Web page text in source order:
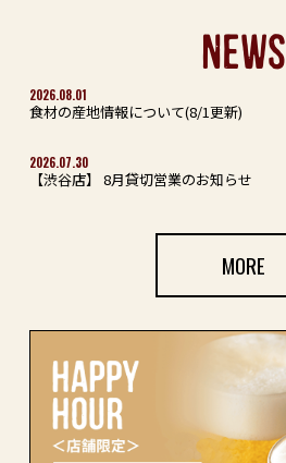
NEWS
2026.08.01
食材の産地情報について(8/1更新)
2026.07.30
【渋谷店】 8月貸切営業のお知らせ
MORE